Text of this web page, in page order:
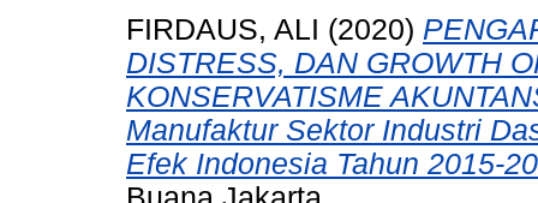
FIRDAUS, ALI (2020)
DISTRESS, DAN GROWTH
KONSERVATISME
Manufaktur Sektor Industri
Efek Indonesia Tahun 2015-